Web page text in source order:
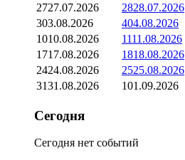
2727.07.2026 2828.07.2026
303.08.2026 404.08.2026
1010.08.2026 1111.08.2026
1717.08.2026 1818.08.2026
2424.08.2026 2525.08.2026
3131.08.2026 101.09.2026
Сегодня
Сегодня нет событий